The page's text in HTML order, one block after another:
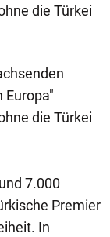
die Türkei
Europa"
die Türkei
7.000
Premier
In